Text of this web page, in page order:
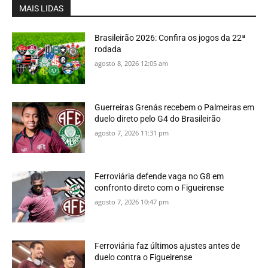
MAIS LIDAS
Brasileirão 2026: Confira os jogos da 22ª
rodada
agosto 8, 2026 12:05 am
Guerreiras Grenás recebem o Palmeiras em
duelo direto pelo G4 do Brasileirão
agosto 7, 2026 11:31 pm
Ferroviária defende vaga no G8 em
confronto direto com o Figueirense
agosto 7, 2026 10:47 pm
Ferroviária faz últimos ajustes antes de
duelo contra o Figueirense